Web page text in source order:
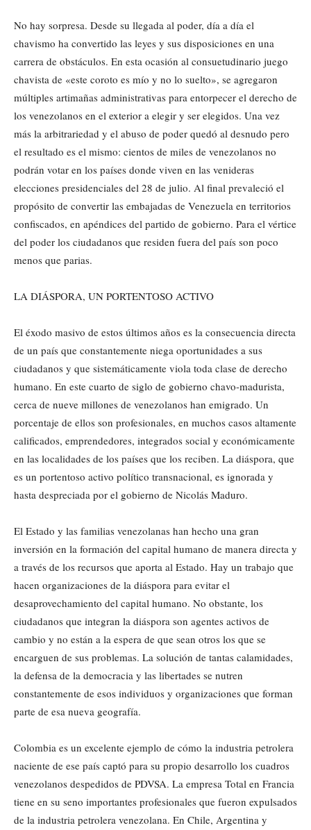
No hay sorpresa. Desde su llegada al poder, día a día el
chavismo ha convertido las leyes y sus disposiciones en una
carrera de obstáculos. En esta ocasión al consuetudinario juego
chavista de «este coroto es mío y no lo suelto», se agregaron
múltiples artimañas administrativas para entorpecer el derecho de
los venezolanos en el exterior a elegir y ser elegidos. Una vez
más la arbitrariedad y el abuso de poder quedó al desnudo pero
el resultado es el mismo: cientos de miles de venezolanos no
podrán votar en los países donde viven en las venideras
elecciones presidenciales del 28 de julio. Al final prevaleció el
propósito de convertir las embajadas de Venezuela en territorios
confiscados, en apéndices del partido de gobierno. Para el vértice
del poder los ciudadanos que residen fuera del país son poco
menos que parias.
LA DIÁSPORA, UN PORTENTOSO ACTIVO
El éxodo masivo de estos últimos años es la consecuencia directa
de un país que constantemente niega oportunidades a sus
ciudadanos y que sistemáticamente viola toda clase de derecho
humano. En este cuarto de siglo de gobierno chavo-madurista,
cerca de nueve millones de venezolanos han emigrado. Un
porcentaje de ellos son profesionales, en muchos casos altamente
calificados, emprendedores, integrados social y económicamente
en las localidades de los países que los reciben. La diáspora, que
es un portentoso activo político transnacional, es ignorada y
hasta despreciada por el gobierno de Nicolás Maduro.
El Estado y las familias venezolanas han hecho una gran
inversión en la formación del capital humano de manera directa y
a través de los recursos que aporta al Estado. Hay un trabajo que
hacen organizaciones de la diáspora para evitar el
desaprovechamiento del capital humano. No obstante, los
ciudadanos que integran la diáspora son agentes activos de
cambio y no están a la espera de que sean otros los que se
encarguen de sus problemas. La solución de tantas calamidades,
la defensa de la democracia y las libertades se nutren
constantemente de esos individuos y organizaciones que forman
parte de esa nueva geografía.
Colombia es un excelente ejemplo de cómo la industria petrolera
naciente de ese país captó para su propio desarrollo los cuadros
venezolanos despedidos de PDVSA. La empresa Total en Francia
tiene en su seno importantes profesionales que fueron expulsados
de la industria petrolera venezolana. En Chile, Argentina y